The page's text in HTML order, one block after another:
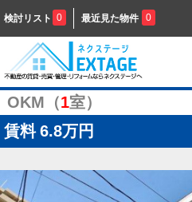
検討リスト 0 最近見た物件 0
OKM（1室）
賃料 6.8万円